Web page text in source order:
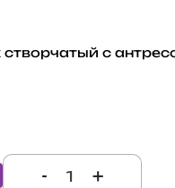
с
- +